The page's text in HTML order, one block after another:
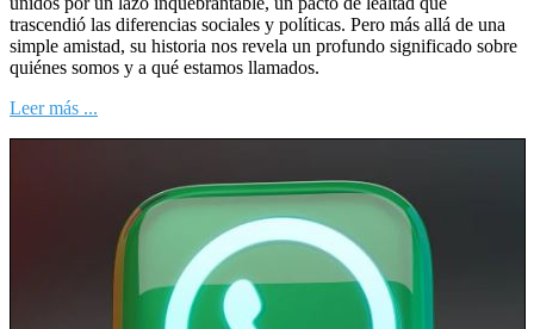
trascendió las diferencias sociales y políticas. Pero más allá de una
simple amistad, su historia nos revela un profundo significado sobre
quiénes somos y a qué estamos llamados.
Leer más ...